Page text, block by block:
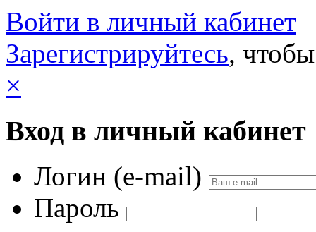
Войти в личный кабинет
Зарегистрируйтесь,
×
Вход в личный кабинет
Логин (e-mail)
Пароль